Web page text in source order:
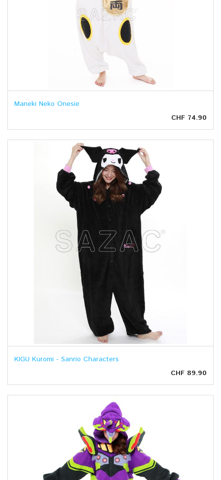
Maneki Neko Onesie
CHF 74.90
KIGU Kuromi - Sanrio Characters
CHF 89.90